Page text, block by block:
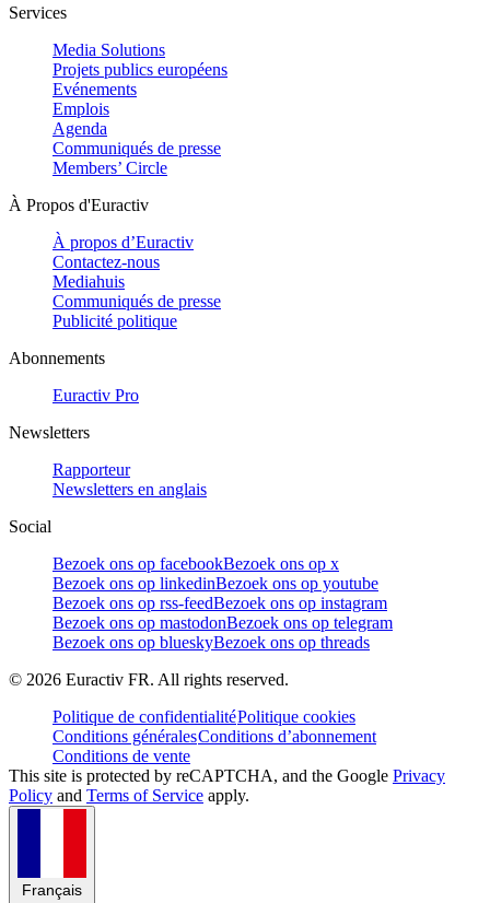
Services
Media Solutions
Projets publics européens
Evénements
Emplois
Agenda
Communiqués de presse
Members’ Circle
À Propos d'Euractiv
À propos d’Euractiv
Contactez-nous
Mediahuis
Communiqués de presse
Publicité politique
Abonnements
Euractiv Pro
Newsletters
Rapporteur
Newsletters en anglais
Social
Bezoek ons op facebookBezoek ons op x
Bezoek ons op linkedinBezoek ons op youtube
Bezoek ons op rss-feedBezoek ons op instagram
Bezoek ons op mastodonBezoek ons op telegram
Bezoek ons op blueskyBezoek ons op threads
© 2026 Euractiv FR. All rights reserved.
Politique de confidentialitéPolitique cookies
Conditions généralesConditions d’abonnement
Conditions de vente
This site is protected by reCAPTCHA, and the Google Privacy
Policy and Terms of Service apply.
Français